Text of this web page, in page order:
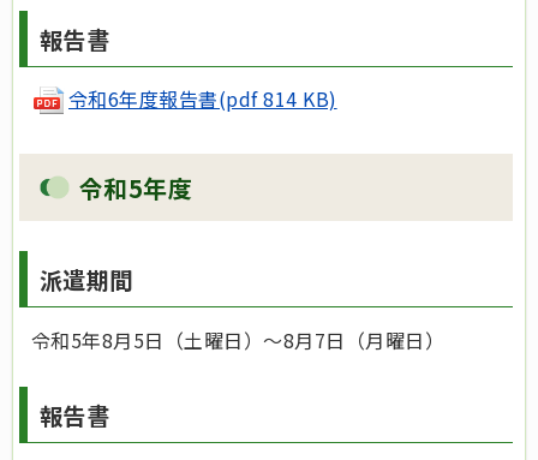
報告書
令和6年度報告書(pdf 814 KB)
令和5年度
派遣期間
令和5年8月5日（土曜日）～8月7日（月曜日）
報告書